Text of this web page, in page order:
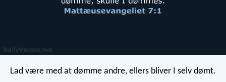
Lad være med at dømme andre, ellers bliver I selv dømt.